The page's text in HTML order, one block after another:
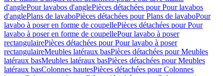
d'anglePour lavabos d'anglePièces détachées pour Pour lavabos
d'anglePlans de lavaboPièces détachées pour Plans de lavaboPour
lavabo à poser en forme de coupellePièces détachées pour Pour
lavabo à poser en forme de coupellePour lavabo à poser
rectangulairePièces détachées pour Pour lavabo à poser
rectangulaireMeubles latéraux basPièces détachées pour Meubles
latéraux basMeubles latéraux basPièces détachées pour Meubles
latéraux basColonnes hautesPièces détachées pour Colonnes